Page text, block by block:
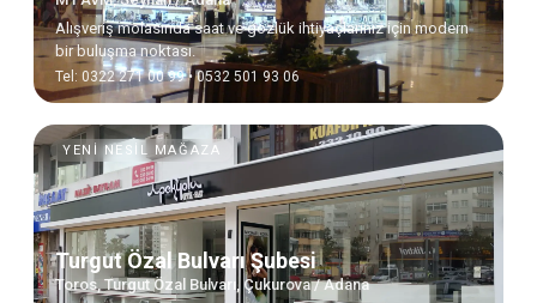
Alışveriş molasında saat ve gözlük ihtiyaçlarınız için modern
bir buluşma noktası.
Tel: 0322 271 00 99 • 0532 501 93 06
YENI NESIL MAĞAZA
Turgut Özal Bulvarı Şubesi
Toros, Turgut Özal Bulvarı, Çukurova / Adana